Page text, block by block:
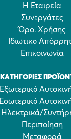
Η Εταιρεία
Συνεργάτες
Όροι Χρήσης
Ιδιωτικό
Επικοινωνία
ΚΑΤΗΓΟΡΊΕΣ
Εξωτερικό
Εσωτερικό
Ηλεκτρικά/
Περιποίηση
Μεταφορά